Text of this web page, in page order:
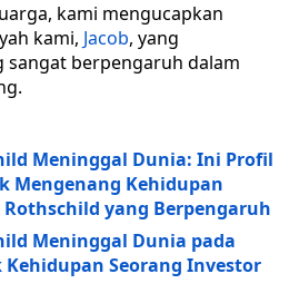
kami mengucapkan
kami, Jacob, yang
sangat berpengaruh dalam
Meninggal Dunia: Ini Profil
Mengenang Kehidupan
yang Berpengaruh
Meninggal Dunia pada
Kehidupan Seorang Investor